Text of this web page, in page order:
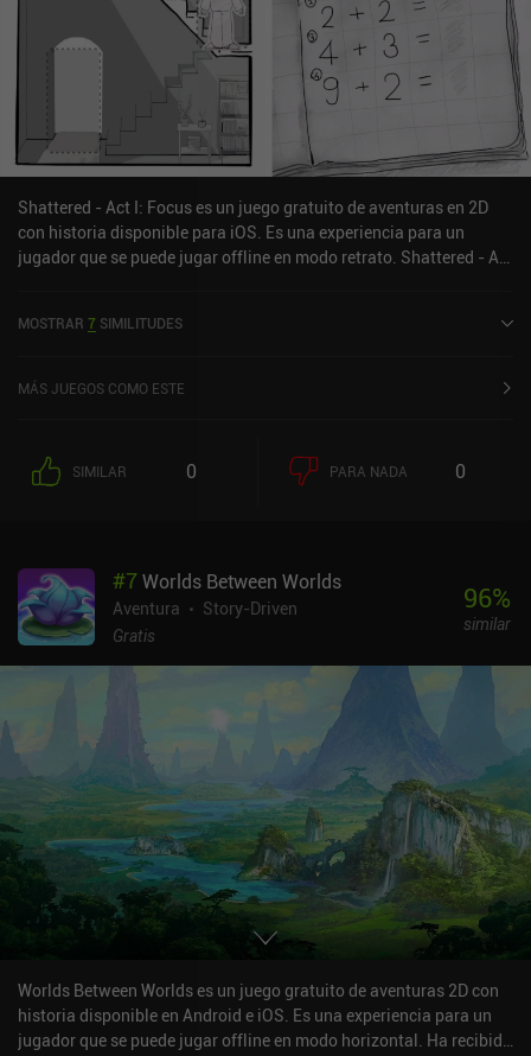
Shattered - Act I: Focus es un juego gratuito de aventuras en 2D
con historia disponible para iOS. Es una experiencia para un
jugador que se puede jugar offline en modo retrato. Shattered - Act
MOSTRAR 7 SIMILITUDES
MÁS JUEGOS COMO ESTE
SIMILAR 0 PARA NADA 0
#7Worlds Between Worlds
Aventura
Story-Driven
Gratis
96%
similar
Worlds Between Worlds es un juego gratuito de aventuras 2D con
historia disponible en Android e iOS. Es una experiencia para un
jugador que se puede jugar offline en modo horizontal. Ha recibido